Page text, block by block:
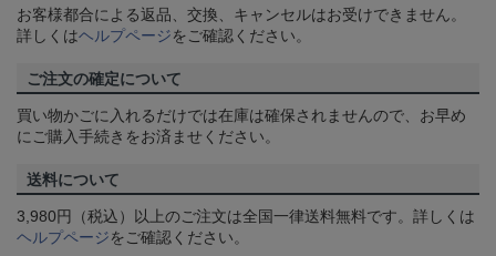
お客様都合による返品、交換、キャンセルはお受けできません。
詳しくはヘルプページをご確認ください。
ご注文の確定について
買い物かごに入れるだけでは在庫は確保されませんので、お早め
にご購入手続きをお済ませください。
送料について
3,980円（税込）以上のご注文は全国一律送料無料です。詳しくは
ヘルプページをご確認ください。